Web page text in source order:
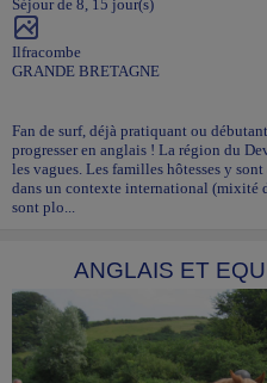
Séjour de 8, 15 jour(s)
Ilfracombe
GRANDE BRETAGNE
Fan de surf, déjà pratiquant ou
progresser en anglais ! La région du
les vagues. Les familles hôtesses y
dans un contexte international (mixité
sont plo...
ANGLAIS ET